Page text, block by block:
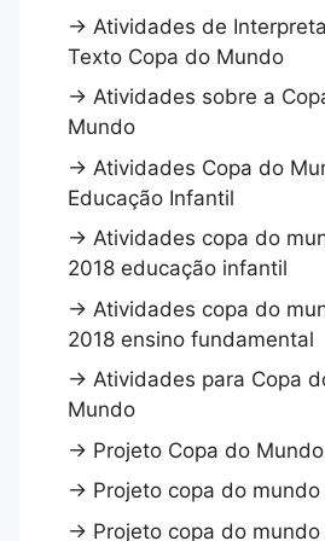
→ Atividades de
Texto Copa do Mundo
→ Atividades sobre a
Mundo
→ Atividades Copa do
Educação Infantil
→ Atividades copa do
2018 educação infantil
→ Atividades copa do
2018 ensino fundamental
→ Atividades para Copa
Mundo
→ Projeto Copa do Mundo
→ Projeto copa do mundo
→ Projeto copa do mundo